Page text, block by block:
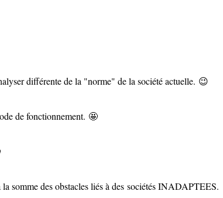
différente de la "norme" de la société actuelle. 😉
de fonctionnement. 🤩
somme des obstacles liés à des sociétés INADAPTEES.